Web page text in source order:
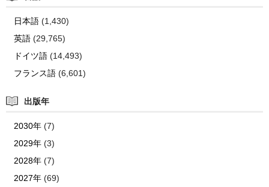
日本語(1,430)
英語(29,765)
ドイツ語(14,493)
フランス語(6,601)
出版年
2030年(7)
2029年(3)
2028年(7)
2027年(69)